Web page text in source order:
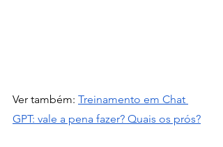
Ver também: Treinamento em Chat
GPT: vale a pena fazer? Quais os prós?